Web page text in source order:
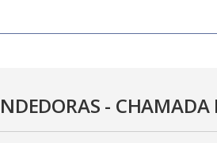
- CHAMADA